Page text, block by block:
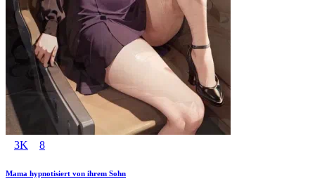
3K 8
Mama hypnotisiert von ihrem Sohn